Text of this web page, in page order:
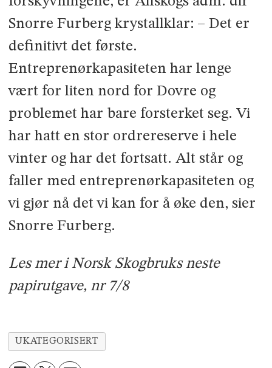
Snorre Furberg krystallklar: – Det er
definitivt det første.
Entreprenørkapasiteten har lenge
vært for liten nord for Dovre og
problemet har bare forsterket seg. Vi
har hatt en stor ordrereserve i hele
vinter og har det fortsatt. Alt står og
faller med entreprenørkapasiteten og
vi gjør nå det vi kan for å øke den, sier
Snorre Furberg.
Les mer i Norsk Skogbruks neste
papirutgave, nr 7/8
UKATEGORISERT